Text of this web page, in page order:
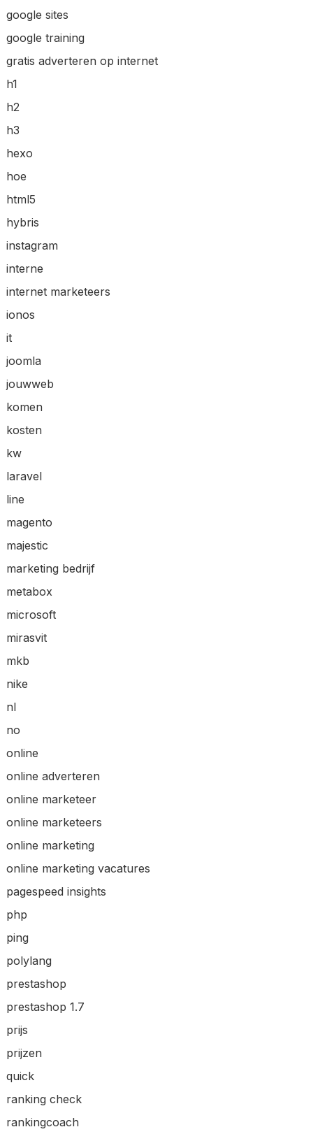
google sites
google training
gratis adverteren op internet
h1
h2
h3
hexo
hoe
html5
hybris
instagram
interne
internet marketeers
ionos
it
joomla
jouwweb
komen
kosten
kw
laravel
line
magento
majestic
marketing bedrijf
metabox
microsoft
mirasvit
mkb
nike
nl
no
online
online adverteren
online marketeer
online marketeers
online marketing
online marketing vacatures
pagespeed insights
php
ping
polylang
prestashop
prestashop 1.7
prijs
prijzen
quick
ranking check
rankingcoach